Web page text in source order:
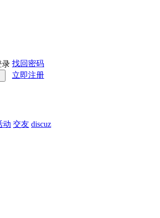
录 找回密码
立即注册
动 交友 discuz